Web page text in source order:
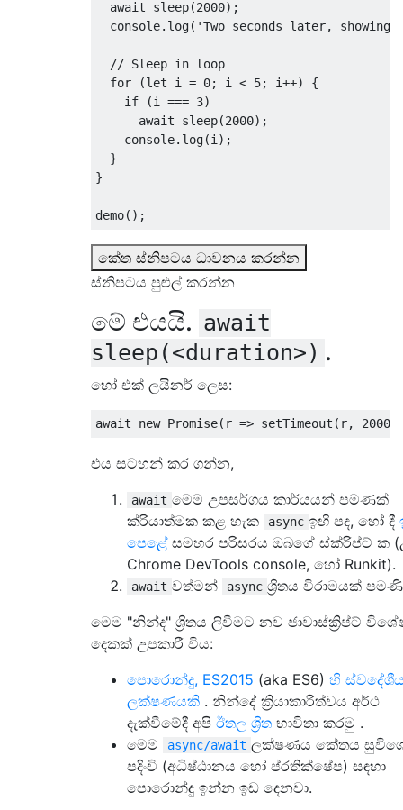
await sleep(2000);
  console
. log( 'Two seconds later,
// Sleep in loop
for
(let i = 0; i < 5; i++)
{
if
(i === 3)
await sleep(2000);
    console
. log(i );
}
}
demo();
කේත ස්නිපටය ධාවනය කරන්න
ස්නිපටය පුළුල් කරන්න
මේ එයයි. await
sleep(<duration>) .
හෝ එක් ලයිනර් ලෙස:
await new Promise( r => setTimeout ( r, 2000
එය සටහන් කර ගන්න,
await මෙම උපසර්ගය කාර්යයන් පමණක්
ක්රියාත්මක කළ හැක
async ඉඟි පද, හෝ දී
පෙළේසමහර පරිසරය ඔබගේ ස්ක්රිප්ට් ක
Chrome DevTools console, හෝ Runkit).
await වත්මන් async ශ්‍රිතය විරාමයක් පමණි
මෙම "නින්ද" ශ්‍රිතය ලිවීමට නව ජාවාස්ක්‍රිප්ට්
දෙකක් උපකාරී විය:
පොරොන්දු, ES2015 (aka ES6) හි
ලක්ෂණයකි . නින්දේ ක්‍රියාකාරිත්වය අර්ථ
දැක්වීමේදී අපි ඊතල ශ්‍රිත භාවිතා කරමු .
මෙම
async/await ලක්ෂණය කේතය
පදිංචි (අධිෂ්ඨානය හෝ ප්රතික්ෂේප) සඳහා
පොරොන්දු ඉන්න ඉඩ දෙනවා.